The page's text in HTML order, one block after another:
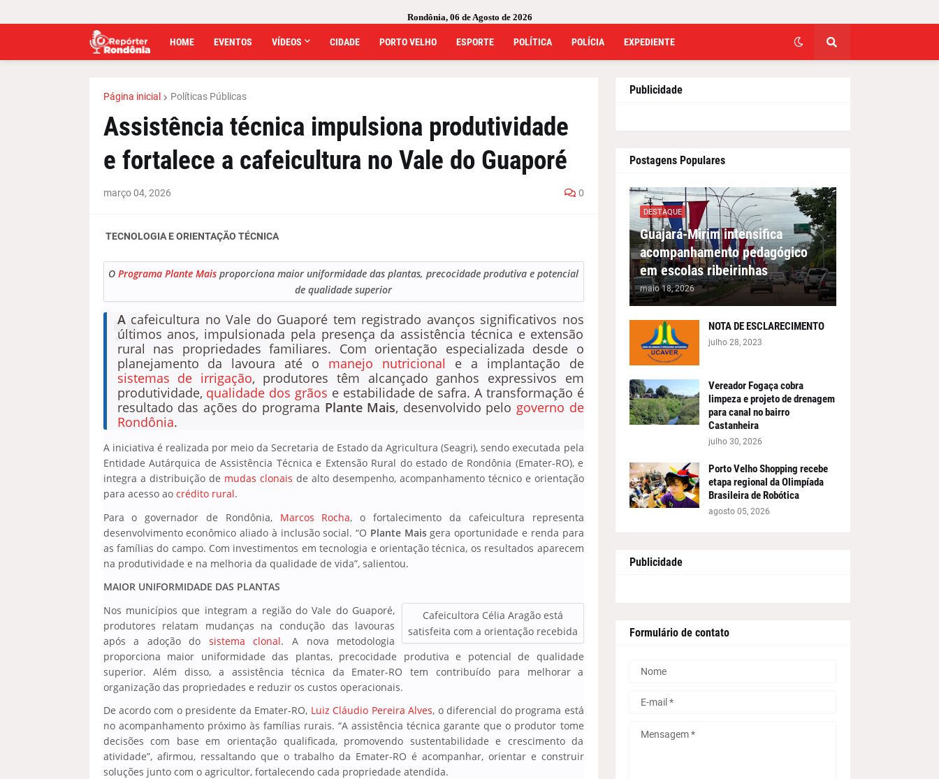
Rondônia, 06 de Agosto de 2026
HOME EVENTOS VÍDEOS CIDADE PORTO VELHO ESPORTE POLÍTICA POLÍCIA EXPEDIENTE
Página inicial Políticas Públicas
Assistência técnica impulsiona produtividade
e fortalece a cafeicultura no Vale do Guaporé
março 04, 2026 0
TECNOLOGIA E ORIENTAÇÃO TÉCNICA
O Programa Plante Mais proporciona maior uniformidade das plantas, precocidade produtiva e potencial
de qualidade superior
Acafeicultura no Vale do Guaporé tem registrado avanços significativos nos
últimos anos, impulsionada pela presença da assistência técnica e extensão
rural nas propriedades familiares. Com orientação especializada desde o
planejamento da lavoura até o manejo nutricional e a implantação de
sistemas de irrigação, produtores têm alcançado ganhos expressivos em
produtividade, qualidade dos grãos e estabilidade de safra. A transformação é
resultado das ações do programa Plante Mais, desenvolvido pelo governo de
Rondônia.
A iniciativa é realizada por meio da Secretaria de Estado da Agricultura (Seagri), sendo executada pela
Entidade Autárquica de Assistência Técnica e Extensão Rural do estado de Rondônia (Emater-RO), e
integra a distribuição de mudas clonais de alto desempenho, acompanhamento técnico e orientação
para acesso ao crédito rural.
Para o governador de Rondônia, Marcos Rocha, o fortalecimento da cafeicultura representa
desenvolvimento econômico aliado à inclusão social. “O Plante Maisgera oportunidade e renda para
as famílias do campo. Com investimentos em tecnologia e orientação técnica, os resultados aparecem
na produtividade e na melhoria da qualidade de vida”, salientou.
MAIOR UNIFORMIDADE DAS PLANTAS
Cafeicultora Célia Aragão está
satisfeita com a orientação recebida
Nos municípios que integram a região do Vale do Guaporé,
produtores relatam mudanças na condução das lavouras
após a adoção do sistema clonal. A nova metodologia
proporciona maior uniformidade das plantas, precocidade produtiva e potencial de qualidade
superior. Além disso, a assistência técnica da Emater-RO tem contribuído para melhorar a
organização das propriedades e reduzir os custos operacionais.
De acordo com o presidente da Emater-RO, Luiz Cláudio Pereira Alves, o diferencial do programa está
no acompanhamento próximo às famílias rurais. “A assistência técnica garante que o produtor tome
decisões com base em orientação qualificada, promovendo sustentabilidade e crescimento da
atividade”, afirmou, ressaltando que o trabalho da Emater-RO é acompanhar, orientar e construir
soluções junto com o agricultor, fortalecendo cada propriedade atendida.
Publicidade
Postagens Populares
DESTAQUE
Guajará-Mirim intensifica
acompanhamento pedagógico
em escolas ribeirinhas
maio 18, 2026
NOTA DE ESCLARECIMENTO
julho 28, 2023
Vereador Fogaça cobra
limpeza e projeto de drenagem
para canal no bairro
Castanheira
julho 30, 2026
Porto Velho Shopping recebe
etapa regional da Olimpíada
Brasileira de Robótica
agosto 05, 2026
Publicidade
Formulário de contato